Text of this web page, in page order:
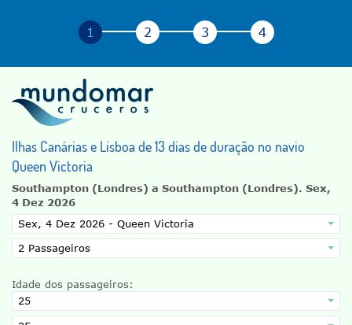
Ilhas Canárias e Lisboa de 13 dias de duração no navio
Queen Victoria
Southampton (Londres) a Southampton (Londres). Sex,
4 Dez 2026
Idade dos passageiros: